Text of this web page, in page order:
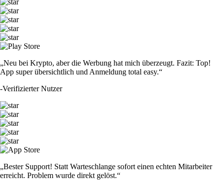
„Neu bei Krypto, aber die Werbung hat mich überzeugt. Fazit: Top!
App super übersichtlich und Anmeldung total easy.“
-Verifizierter Nutzer
„Bester Support! Statt Warteschlange sofort einen echten Mitarbeiter
erreicht. Problem wurde direkt gelöst.“